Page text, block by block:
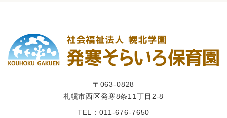
〒063-0828
札幌市西区発寒8条11丁目2-8
TEL：011-676-7650